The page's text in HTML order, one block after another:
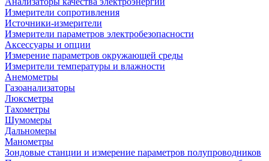
Измерители сопротивления
Источники-измерители
Измерители параметров электробезопасности
Аксессуары и опции
Измерение параметров окружающей среды
Измерители температуры и влажности
Анемометры
Газоанализаторы
Люксметры
Тахометры
Шумомеры
Дальномеры
Манометры
Зондовые станции и измерение параметров полупроводников